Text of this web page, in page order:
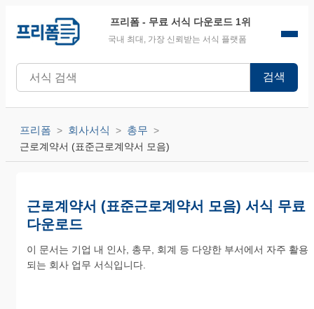
프리폼 - 무료 서식 다운로드 1위
국내 최대, 가장 신뢰받는 서식 플랫폼
검색
프리폼 회사서식 총무
근로계약서 (표준근로계약서 모음)
근로계약서 (표준근로계약서 모음) 서식 무료
다운로드
이 문서는 기업 내 인사, 총무, 회계 등 다양한 부서에서 자주 활용
되는 회사 업무 서식입니다.